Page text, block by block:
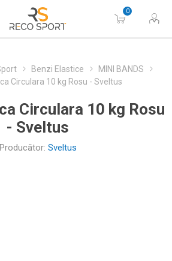
0
Benzi Elastice
MINI BANDS
Circulara 10 kg Rosu - Sveltus
Circulara 10 kg Rosu
- Sveltus
Producător: Sveltus